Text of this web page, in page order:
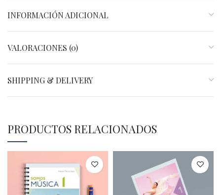
INFORMACIÓN ADICIONAL
VALORACIONES (0)
SHIPPING & DELIVERY
PRODUCTOS RELACIONADOS